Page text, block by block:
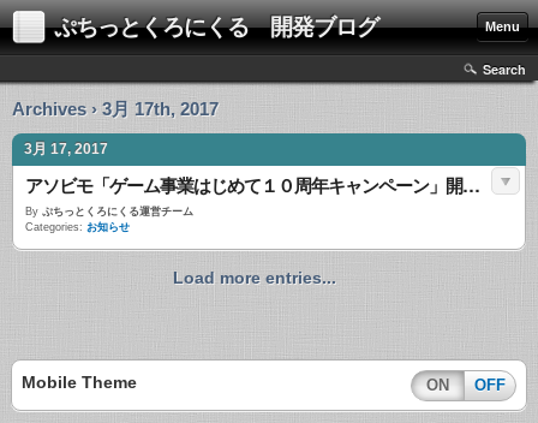
ぷちっとくろにくる 開発ブログ Menu
Search
Archives › 3月 17th, 2017
3月 17, 2017
アソビモ「ゲーム事業はじめて１０周年キャンペーン」開催！
By ぷちっとくろにくる運営チーム
Categories: お知らせ
Load more entries...
Mobile Theme ON OFF